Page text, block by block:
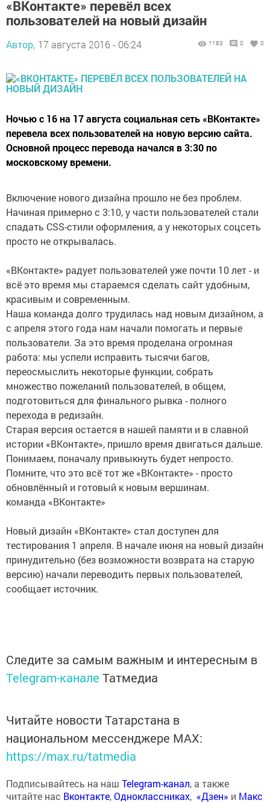
«ВКонтакте» перевёл всех
пользователей на новый дизайн
Автор, 17 августа 2016 - 06:24 1183 0 0
Ночью с 16 на 17 августа социальная сеть «ВКонтакте»
перевела всех пользователей на новую версию сайта.
Основной процесс перевода начался в 3:30 по
московскому времени.
Включение нового дизайна прошло не без проблем.
Начиная примерно с 3:10, у части пользователей стали
спадать CSS-стили оформления, а у некоторых соцсеть
просто не открывалась.
«ВКонтакте» радует пользователей уже почти 10 лет - и
всё это время мы стараемся сделать сайт удобным,
красивым и современным.
Наша команда долго трудилась над новым дизайном, а
с апреля этого года нам начали помогать и первые
пользователи. За это время проделана огромная
работа: мы успели исправить тысячи багов,
переосмыслить некоторые функции, собрать
множество пожеланий пользователей, в общем,
подготовиться для финального рывка - полного
перехода в редизайн.
Старая версия остается в нашей памяти и в славной
истории «ВКонтакте», пришло время двигаться дальше.
Понимаем, поначалу привыкнуть будет непросто.
Помните, что это всё тот же «ВКонтакте» - просто
обновлённый и готовый к новым вершинам.
команда «ВКонтакте»
Новый дизайн «ВКонтакте» стал доступен для
тестирования 1 апреля. В начале июня на новый дизайн
принудительно (без возможности возврата на старую
версию) начали переводить первых пользователей,
сообщает источник.
Следите за самым важным и интересным в
Telegram-канале Татмедиа
Читайте новости Татарстана в
национальном мессенджере MАХ:
https://max.ru/tatmedia
Подписывайтесь на наш Telegram-канал, а также
читайте нас Вконтакте,Одноклассниках, «Дзен» и Макс